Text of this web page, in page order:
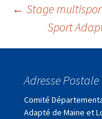
des
← Stage
Sport
Adresse Postale
Comité
Adapté de Maine et